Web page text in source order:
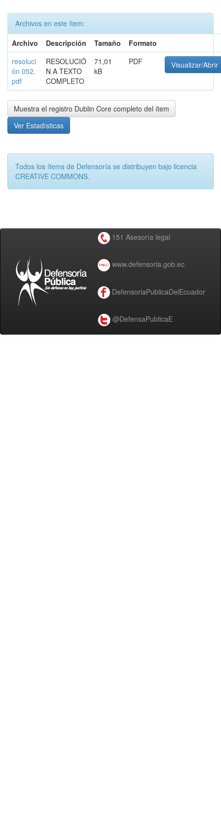
Archivos en este ítem:
Archivo
Descripción Tamaño
Formato
resoluci
ón 052.
pdf
RESOLUCIÓ
N A TEXTO
COMPLETO
71,01
kB
PDF Visualizar/Abrir
Muestra el registro Dublin Core completo del ítem
Ver Estadísticas
Todos los ítems de Defensoría se distribuyen bajo licencia
CREATIVE COMMONS.
151 Asesoría legal
www.defensoria.gob.ec
DefensoriaPublicaDelEcuador
@DefensaPublicaE